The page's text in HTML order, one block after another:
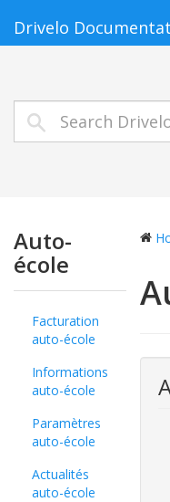
Drivelo
Auto-
école
Facturation
auto-école
Informations
auto-école
Paramètres
auto-école
Actualités
auto-école